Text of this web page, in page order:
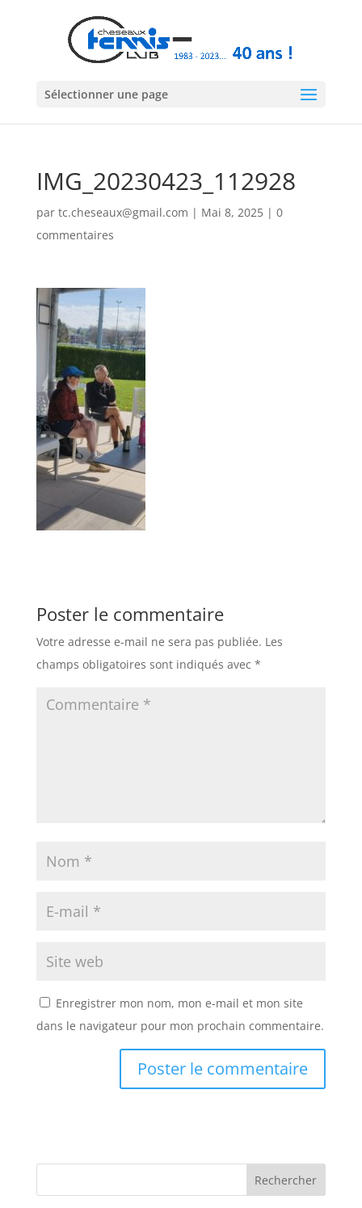
Sélectionner une page
IMG_20230423_112928
par tc.cheseaux@gmail.com | Mai 8, 2025| 0
commentaires
Poster le commentaire
Votre adresse e-mail ne sera pas publiée. Les
champs obligatoires sont indiqués avec *
Enregistrer mon nom, mon e-mail et mon site
dans le navigateur pour mon prochain commentaire.
e
r
e
r